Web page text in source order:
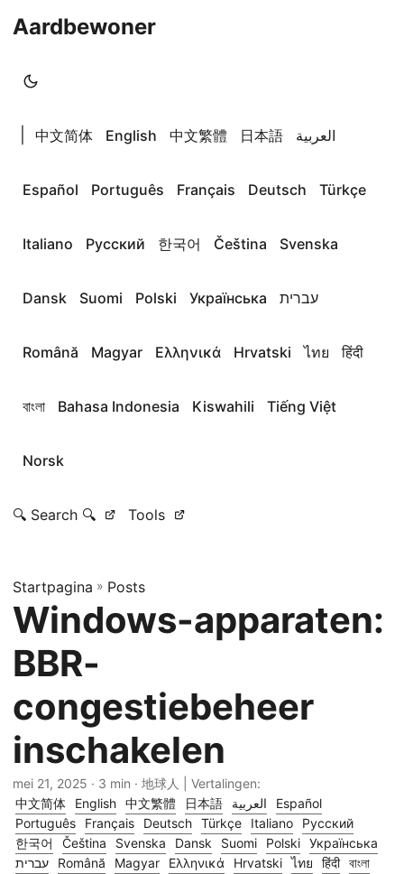
Aardbewoner
中文简体 English 中文繁體 日本語 العربية
Español Português Français Deutsch Türkçe
Italiano Русский 한국어 Čeština Svenska
Dansk Suomi Polski Українська עברית
Română Magyar Ελληνικά Hrvatski ไทย हिंदी
বাংলা Bahasa Indonesia Kiswahili Tiếng Việt
Norsk
🔍 Search 🔍 Tools
Startpagina » Posts
Windows-apparaten:
BBR-
congestiebeheer
inschakelen
mei 21, 2025 · 3 min · 地球人 | Vertalingen:
中文简体
English 中文繁體 日本語 العربية
Español
Português
Français Deutsch Türkçe Italiano
Русский
한국어
Čeština Svenska Dansk Suomi Polski Українська
עברית
Română Magyar Ελληνικά Hrvatski ไทย हिंदी বাংলা